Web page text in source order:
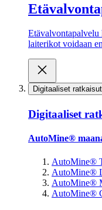
laiterikot voidaan
Digitaaliset ratkaisut
Digitaaliset
AutoMine®
AutoMine®
AutoMine®
AutoMine®
AutoMine®